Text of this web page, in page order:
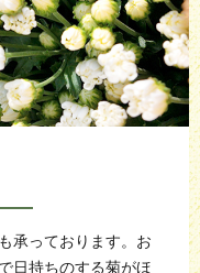
承っております。 お
日持ちのする菊がほ